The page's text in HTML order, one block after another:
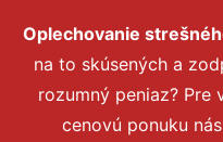
Oplechovanie
na to skúsených a
rozumný peniaz? Pre
cenovú ponuku